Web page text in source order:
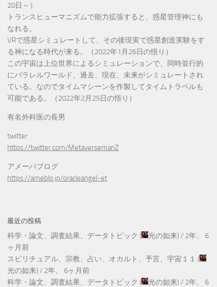
20日～）
トランスヒューマニズムで能力拡張すると、惑星管理神にも
なれる。
VRで惑星シミュレートして、その後現実で惑星創造実験をす
る神になる時代が来る。（2022年1月26日の悟り）
この宇宙は上位世界によるシミュレーションで、同時並行的
にパラレルワールド、過去、現在、未来がシミュレートされ
ている。なのでタイムマシーンを作製してタイムトラベルも
可能である。（2022年2月25日の悟り）
有名外科医の長男
twitter
https://twitter.com/MetaversemanZ
アメーバブログ
https://ameblo.jp/oracleangel-et
最近の投稿
科学・論文、調査結果、データトピック ( 光の如来) / 2年、 6
ヶ月前
スピリチュアル、宗教、占い、オカルト、予言、宇宙１１ (
光の如来) / 2年、 6ヶ月前
科学・論文、調査結果、データトピック ( 光の如来) / 2年、 6